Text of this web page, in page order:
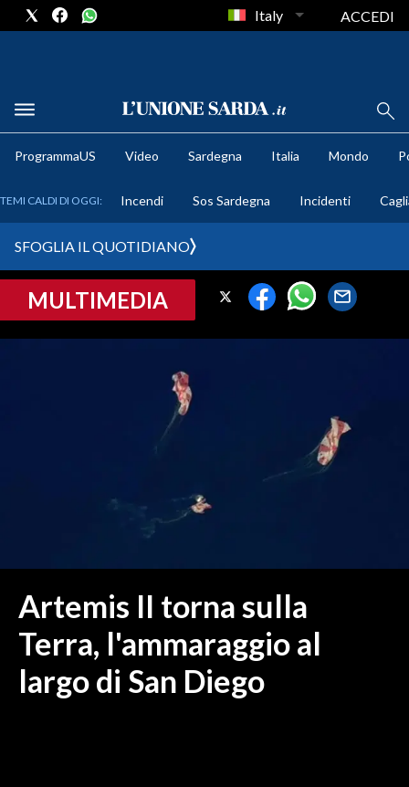
METEO
CRONACA SARDEGNA
ITALIA
MONDO
Italy ACCEDI
ProgrammaUS Video Sardegna Italia Mondo
TEMI CALDI DI OGGI: Incendi Sos Sardegna Incidenti
SFOGLIA IL QUOTIDIANO
MULTIMEDIA
Artemis II torna sulla
Terra, l'ammaraggio al
largo di San Diego